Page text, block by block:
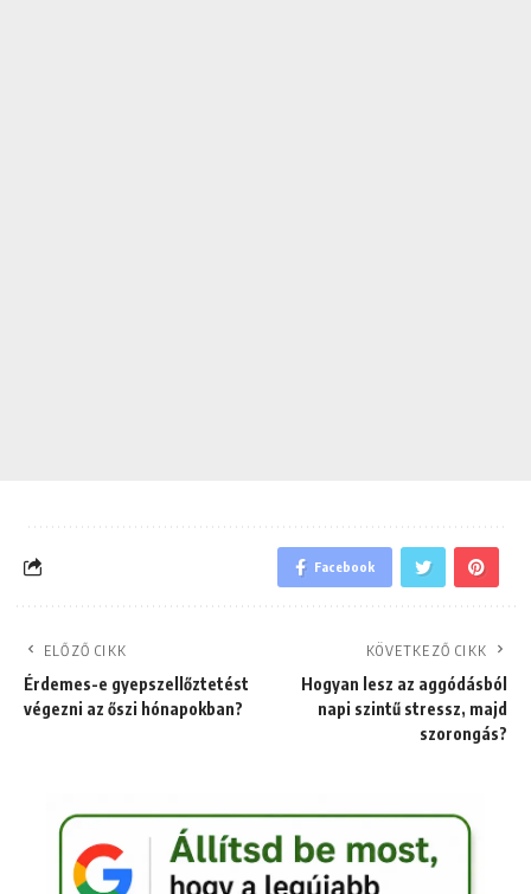
Facebook
ELŐZŐ CIKK
Érdemes-e gyepszellőztetést
végezni az őszi hónapokban?
KÖVETKEZŐ CIKK
Hogyan lesz az aggódásból
napi szintű stressz, majd
szorongás?